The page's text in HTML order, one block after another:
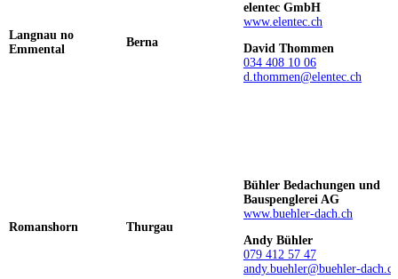
Langnau no
Emmental
Berna
elentec GmbH
www.elentec.ch
David Thommen
034 408 10 06
d.thommen@elentec.ch
Romanshorn Thurgau
Bühler Bedachungen und
Bauspenglerei AG
www.buehler-dach.ch
Andy Bühler
079 412 57 47
andy.buehler@buehler-dach.ch